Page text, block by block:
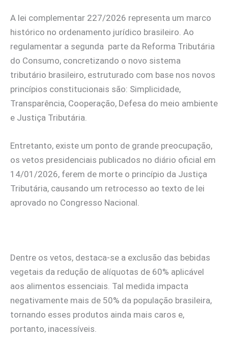
A lei complementar 227/2026 representa um marco
histórico no ordenamento jurídico brasileiro. Ao
regulamentar a segunda parte da Reforma Tributária
do Consumo, concretizando o novo sistema
tributário brasileiro, estruturado com base nos novos
princípios constitucionais são: Simplicidade,
Transparência, Cooperação, Defesa do meio ambiente
e Justiça Tributária.
Entretanto, existe um ponto de grande preocupação,
os vetos presidenciais publicados no diário oficial em
14/01/2026, ferem de morte o princípio da Justiça
Tributária, causando um retrocesso ao texto de lei
aprovado no Congresso Nacional.
Dentre os vetos, destaca-se a exclusão das bebidas
vegetais da redução de alíquotas de 60% aplicável
aos alimentos essenciais. Tal medida impacta
negativamente mais de 50% da população brasileira,
tornando esses produtos ainda mais caros e,
portanto, inacessíveis.